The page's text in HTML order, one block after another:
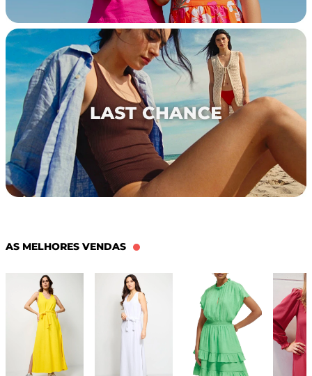
AS MELHORES VENDAS